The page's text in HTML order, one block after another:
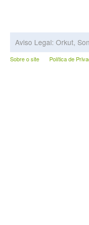
Aviso Legal: Orkut,
Sobre o site Política de